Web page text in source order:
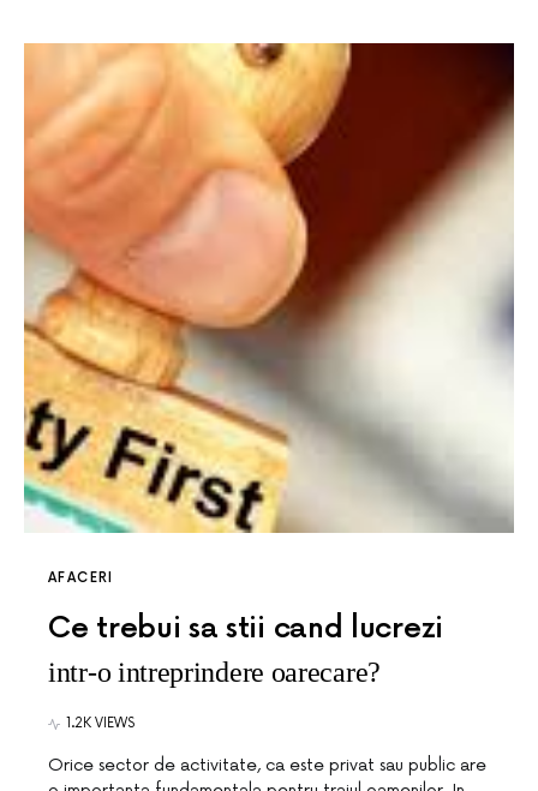
AFACERI
Ce trebui sa stii cand lucrezi
intr-o intreprindere oarecare?
1.2K VIEWS
Orice sector de activitate, ca este privat sau public are